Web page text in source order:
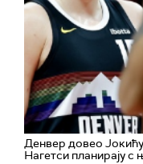
Денвер довео
Нагетси планирају с